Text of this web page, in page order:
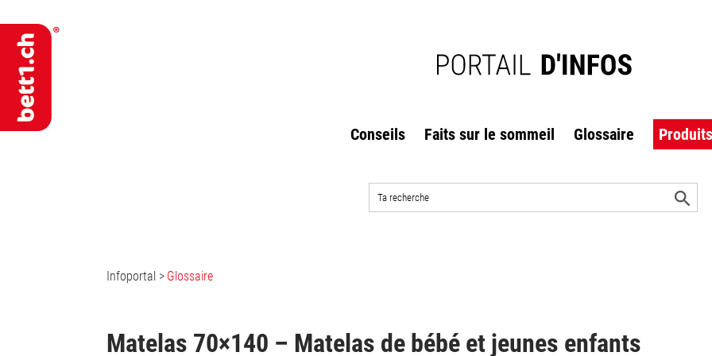
Conseils Faits sur le sommeil Glossaire Produits
Rechercher
sur
Infoportal > Glossaire
Matelas 70×140 – Matelas de bébé et jeunes enfants